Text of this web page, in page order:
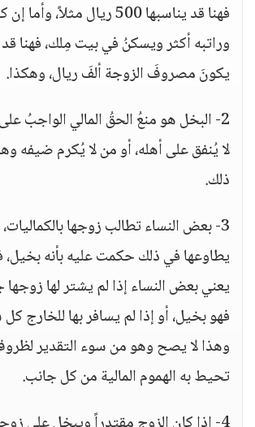
فهنا قد يناسبها 500 ريال مثلاً،
وراتبه أكثر ويسكنُ في بيت مِلك، فهنا
يكونَ مصروفَ الزوجة ألفَ ريال، وهكذا.
2- البخل هو منعُ الحقُ المالي الواجبُ
لا يُنفق على أهله، أو من لا يُكرم ضيفه
ذلك.
3- بعض النساء تطالب زوجها
يطاوعها في ذلك حكمت عليه بأنه بخيل،
يعني بعض النساء إذا لم يشتر لها
فهو بخيل، أو إذا لم يسافر بها للخارج
وهذا لا يصح وهو من سوء التقدير
تحيط به الهموم المالية من كل جانب.